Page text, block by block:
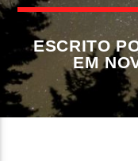
FAIXA ATUAL
TÍTULO
ESCRITO
EM